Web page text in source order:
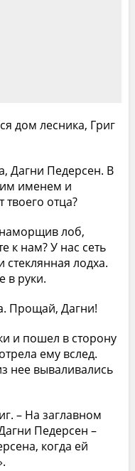
дом лесника, Григ
Дагни Педерсен. В
именем и
твоего отца?
наморщив лоб,
к нам? У нас сеть
лодха.
в руки.
Прощай, Дагни!
и пошел в сторону
ему вслед.
нее вываливались
– На заглавном
Педерсен –
когда ей